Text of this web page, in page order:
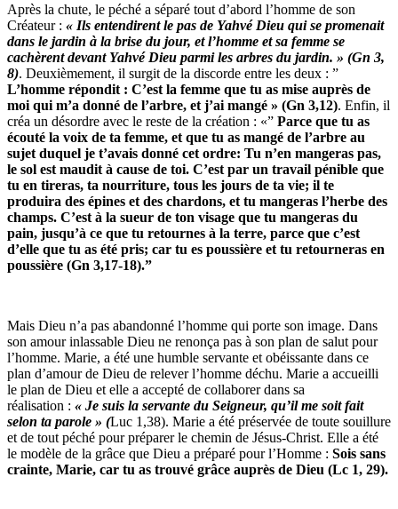
Après la chute, le péché a séparé tout d’abord l’homme de son
Créateur : « Ils entendirent le pas de Yahvé Dieu qui se promenait
dans le jardin à la brise du jour, et l’homme et sa femme se
cachèrent devant Yahvé Dieu parmi les arbres du jardin. » (Gn 3,
8). Deuxièmement, il surgit de la discorde entre les deux : ”
L’homme répondit : C’est la femme que tu as mise auprès de
moi qui m’a donné de l’arbre, et j’ai mangé » (Gn 3,12). Enfin, il
créa un désordre avec le reste de la création : «” Parce que tu as
écouté la voix de ta femme, et que tu as mangé de l’arbre au
sujet duquel je t’avais donné cet ordre: Tu n’en mangeras pas,
le sol est maudit à cause de toi. C’est par un travail pénible que
tu en tireras, ta nourriture, tous les jours de ta vie; il te
produira des épines et des chardons, et tu mangeras l’herbe des
champs. C’est à la sueur de ton visage que tu mangeras du
pain, jusqu’à ce que tu retournes à la terre, parce que c’est
d’elle que tu as été pris; car tu es poussière et tu retourneras en
poussière (Gn 3,17-18).”
Mais Dieu n’a pas abandonné l’homme qui porte son image. Dans
son amour inlassable Dieu ne renonça pas à son plan de salut pour
l’homme. Marie, a été une humble servante et obéissante dans ce
plan d’amour de Dieu de relever l’homme déchu. Marie a accueilli
le plan de Dieu et elle a accepté de collaborer dans sa
réalisation : « Je suis la servante du Seigneur, qu’il me soit fait
selon ta parole » (Luc 1,38). Marie a été préservée de toute souillure
et de tout péché pour préparer le chemin de Jésus-Christ. Elle a été
le modèle de la grâce que Dieu a préparé pour l’Homme : Sois sans
crainte, Marie, car tu as trouvé grâce auprès de Dieu (Lc 1, 29).